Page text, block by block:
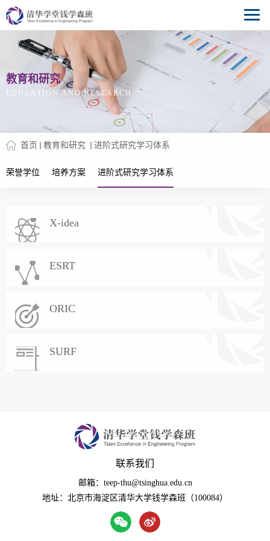
教育和研究
EDUCATION AND RESEARCH
首页 教育和研究 进阶式研究学习体系
荣誉学位 培养方案 进阶式研究学习体系
X-idea
ESRT
ORIC
SURF
联系我们
邮箱：teep-thu@tsinghua.edu.cn
地址：北京市海淀区清华大学钱学森班（100084）